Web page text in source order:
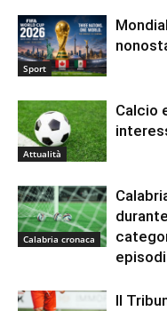
Sport
Attualità
Calcio
Calabria cronaca
Il